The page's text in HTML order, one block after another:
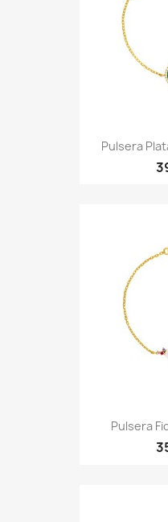
Pulsera
Pulsera